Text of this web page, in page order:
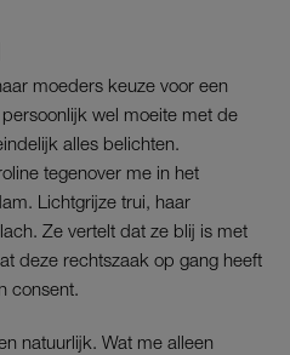
moeders keuze voor een
wel moeite met de
alles belichten.
tegenover me in het
Lichtgrijze trui, haar
Ze vertelt dat ze blij is met
deze rechtszaak op gang heeft
consent.
natuurlijk. Wat me alleen